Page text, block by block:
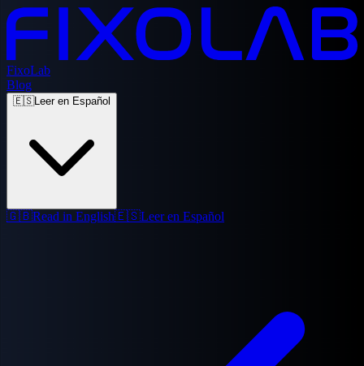
FixoLab
Blog
🇪🇸Leer en Español
🇬🇧Read in English🇪🇸Leer en Español